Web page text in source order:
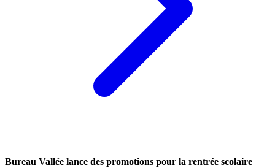
Bureau Vallée lance des promotions pour la rentrée scolaire